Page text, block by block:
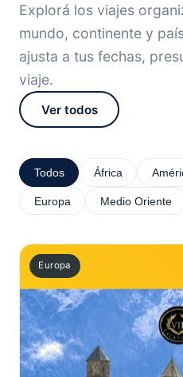
Explorá los viajes
mundo, continente y
ajusta a tus fechas,
viaje.
Ver todos
Todos África
Europa Medio Oriente
Europa